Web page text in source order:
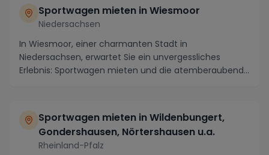
Sportwagen mieten in Wiesmoor
Niedersachsen
In Wiesmoor, einer charmanten Stadt in
Niedersachsen, erwartet Sie ein unvergessliches
Erlebnis: Sportwagen mieten und die atemberaubende
Sportwagen mieten in Wildenbungert,
Gondershausen, Nörtershausen u.a.
Rheinland-Pfalz